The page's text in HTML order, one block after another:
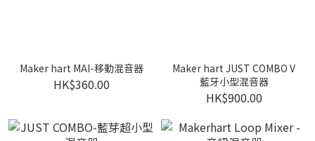
Maker hart MAI-移動混音器
HK$360.00
Maker hart JUST COMBO V
藍牙小型混音器
HK$900.00